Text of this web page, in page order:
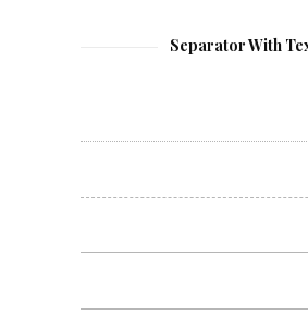
Separator With